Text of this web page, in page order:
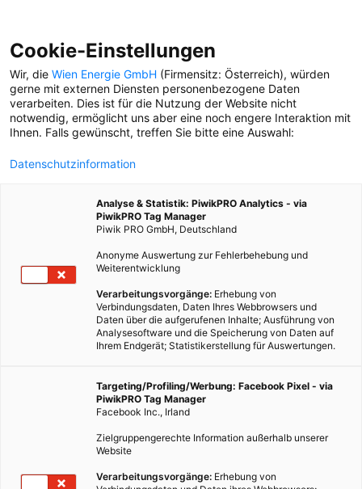
STRASSENBAHN
Straßenbahnfahrer
Gerhard Adelpoller erzählt
von seiner Lieblingsstrecke
Einer der größten CO₂-
Verursacher ist der
Transport von Waren. Wie
wäre es also, wenn jemand
unterwegs ist?
Cookie-Einstellungen
Wir, die Wien Energie GmbH (Firmensitz: Österreich), würden
gerne mit externen Diensten personenbezogene Daten
verarbeiten. Dies ist für die Nutzung der Website nicht
notwendig, ermöglicht uns aber eine noch engere Interaktion mit
Ihnen. Falls gewünscht, treffen Sie bitte eine Auswahl:
Datenschutzinformation
Analyse & Statistik: PiwikPRO Analytics - via
PiwikPRO Tag Manager
Piwik PRO GmbH, Deutschland
Anonyme Auswertung zur Fehlerbehebung und
Weiterentwicklung
Verarbeitungsvorgänge: Erhebung von
Verbindungsdaten, Daten Ihres Webbrowsers und
Daten über die aufgerufenen Inhalte; Ausführung von
Analysesoftware und die Speicherung von Daten auf
Ihrem Endgerät; Statistikerstellung für Auswertungen.
Targeting/Profiling/Werbung: Facebook Pixel - via
PiwikPRO Tag Manager
Facebook Inc., Irland
Zielgruppengerechte Information außerhalb unserer
Website
Verarbeitungsvorgänge: Erhebung von